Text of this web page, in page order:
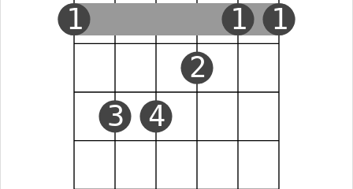
1
3 4
2
1 1